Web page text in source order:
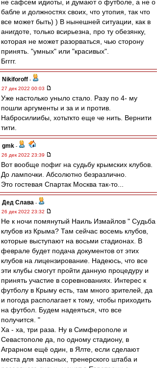
не сафсем идиоты, и думают о футболе, а не о
бабле и должностях своих, что утопия, так что
все может быть) ) В нынешней ситуации, как в
анигдоте, только всирьезна, про ту обезянку,
которая не может разорваться, чью сторону
принять. "умных" или "красивых".
Бгггг.
Nikiforoff -
27 дек 2022 00:03
Уже настолько уныло стало. Разу по 4- му
пошли аргументы и за и и против.
Набросилиибы, хотьткто еще че нить. Вернити
тити.
gmk -
26 дек 2022 23:39
Вот вообще пофиг на судьбу крымских клубов.
До лампочки. Абсолютно безразлично.
Это гостевая Спартак Москва так-то...
Дед Слава -
26 дек 2022 23:32
Не к ночи помянутый Наиль Измайлов " Судьба
клубов из Крыма? Там сейчас восемь клубов,
которые выступают на восьми стадионах. В
феврале будет подача документов от этих
клубов на лицензирование. Надеюсь, что все
эти клубы смогут пройти данную процедуру и
принять участие в соревнованиях. Интерес к
футболу в Крыму есть, там много зрителей, да
и погода располагает к тому, чтобы приходить
на футбол. Будем надеяться, что все
получится. "
Ха - ха, три раза. Ну в Симферополе и
Севастополе да, по одному стадиону, в
Аграрном ещё один, в Ялте, если сделают
места для запасных, тренерского штаба и